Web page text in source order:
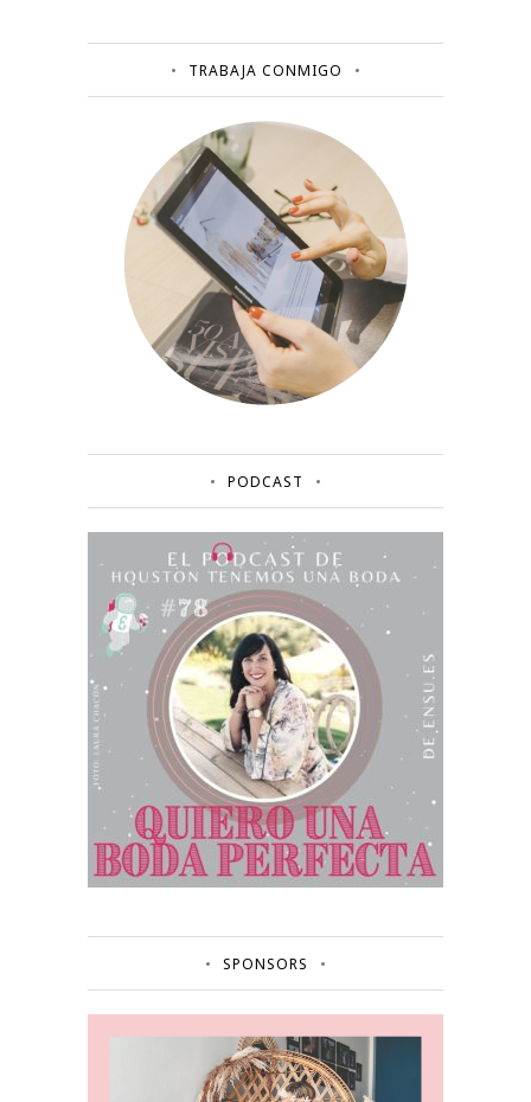
TRABAJA CONMIGO
PODCAST
SPONSORS